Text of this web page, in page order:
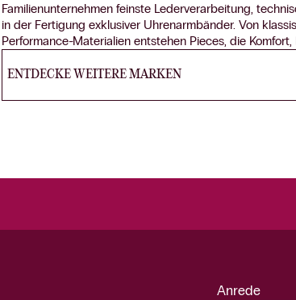
Familienunternehmen feinste Lederverarbeitung,
in der Fertigung exklusiver Uhrenarmbänder. Von
Performance-Materialien entstehen Pieces, die
ENTDECKE WEITERE MARKEN
Anrede